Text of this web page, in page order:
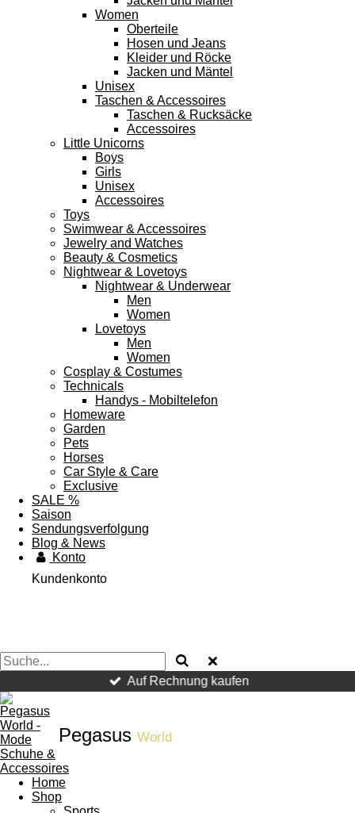
Women
Oberteile
Hosen und Jeans
Kleider und Röcke
Jacken und Mäntel
Unisex
Taschen & Accessoires
Taschen & Rucksäcke
Accessoires
Little Unicorns
Boys
Girls
Unisex
Accessoires
Toys
Swimwear & Accessoires
Jewelry and Watches
Beauty & Cosmetics
Nightwear & Lovetoys
Nightwear & Underwear
Men
Women
Lovetoys
Men
Women
Cosplay & Costumes
Technicals
Handys - Mobiltelefon
Homeware
Garden
Pets
Horses
Car Style & Care
Exclusive
SALE %
Saison
Sendungsverfolgung
Blog & News
Konto
Kundenkonto
Auf Rechnung kaufen
Pegasus World
Home
Shop